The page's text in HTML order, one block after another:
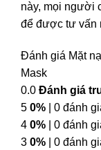
này, mọi người
để được tư vấn
Đánh giá Mặt
Mask
0.0 Đánh giá
5 0% | 0 đánh
4 0% | 0 đánh
3 0% | 0 đánh